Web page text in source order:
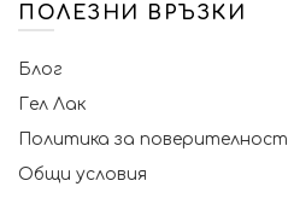
ПОЛЕЗНИ ВРЪЗКИ
Блог
Гел Лак
Политика за поверителност
Общи условия